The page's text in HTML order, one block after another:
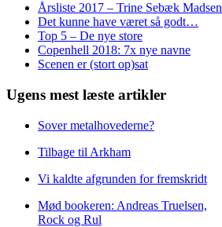
Årsliste 2017 – Trine Sebæk Madsen
Det kunne have været så godt…
Top 5 – De nye store
Copenhell 2018: 7x nye navne
Scenen er (stort op)sat
Ugens mest læste artikler
Sover metalhovederne?
Tilbage til Arkham
Vi kaldte afgrunden for fremskridt
Mød bookeren: Andreas Truelsen,
Rock og Rul